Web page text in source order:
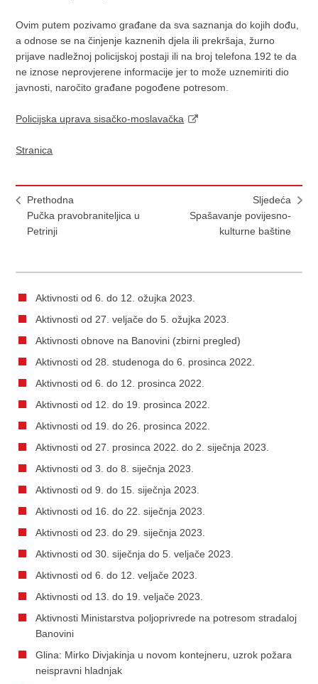
Ovim putem pozivamo građane da sva saznanja do kojih dođu,
a odnose se na činjenje kaznenih djela ili prekršaja, žurno
prijave nadležnoj policijskoj postaji ili na broj telefona 192 te da
ne iznose neprovjerene informacije jer to može uznemiriti dio
javnosti, naročito građane pogođene potresom.
Policijska uprava sisačko-moslavačka
Stranica
Prethodna
Pučka pravobraniteljica u
Petrinji
Sljedeća
Spašavanje povijesno-
kulturne baštine
Aktivnosti od 6. do 12. ožujka 2023.
Aktivnosti od 27. veljače do 5. ožujka 2023.
Aktivnosti obnove na Banovini (zbirni pregled)
Aktivnosti od 28. studenoga do 6. prosinca 2022.
Aktivnosti od 6. do 12. prosinca 2022.
Aktivnosti od 12. do 19. prosinca 2022.
Aktivnosti od 19. do 26. prosinca 2022.
Aktivnosti od 27. prosinca 2022. do 2. siječnja 2023.
Aktivnosti od 3. do 8. siječnja 2023.
Aktivnosti od 9. do 15. siječnja 2023.
Aktivnosti od 16. do 22. siječnja 2023.
Aktivnosti od 23. do 29. siječnja 2023.
Aktivnosti od 30. siječnja do 5. veljače 2023.
Aktivnosti od 6. do 12. veljače 2023.
Aktivnosti od 13. do 19. veljače 2023.
Aktivnosti Ministarstva poljoprivrede na potresom stradaloj
Banovini
Glina: Mirko Divjakinja u novom kontejneru, uzrok požara
neispravni hladnjak